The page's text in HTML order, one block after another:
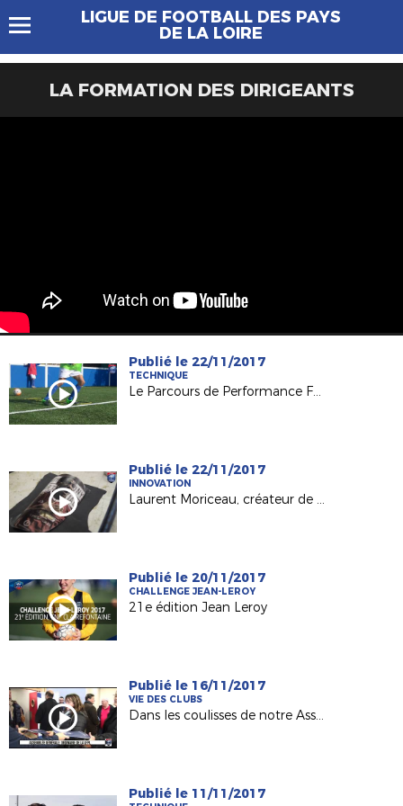
LIGUE DE FOOTBALL DES PAYS
DE LA LOIRE
LA FORMATION DES DIRIGEANTS
Publié le 22/11/2017
TECHNIQUE
Le Parcours de Performance Fédéral, késako ?
Publié le 22/11/2017
INNOVATION
Laurent Moriceau, créateur de protège-tibias sur mesure !
Publié le 20/11/2017
CHALLENGE JEAN-LEROY
21e édition Jean Leroy
Publié le 16/11/2017
VIE DES CLUBS
Dans les coulisses de notre Assemblée Générale
Publié le 11/11/2017